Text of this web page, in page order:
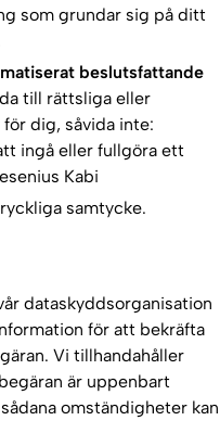
som grundar sig på ditt
beslutsfattande
till rättsliga eller
dig, såvida inte:
ingå eller fullgöra ett
Kabi
samtycke.
dataskyddsorganisation
för att bekräfta
Vi tillhandahåller
är uppenbart
omständigheter kan